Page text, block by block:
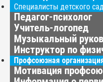
Специалисты детского
Педагог-психолог
Учитель-логопед
Музыкальный
Инструктор по
Профсоюзная
Мотивация